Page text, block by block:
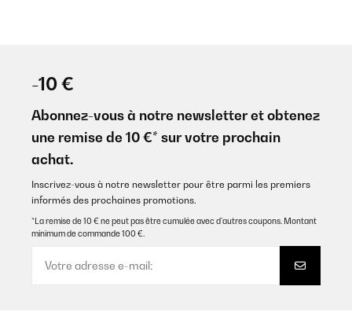
-10 €
Abonnez-vous à notre newsletter et obtenez
une remise de 10 €* sur votre prochain
achat.
Inscrivez-vous à notre newsletter pour être parmi les premiers
informés des prochaines promotions.
*La remise de 10 € ne peut pas être cumulée avec d’autres coupons. Montant
minimum de commande 100 €.